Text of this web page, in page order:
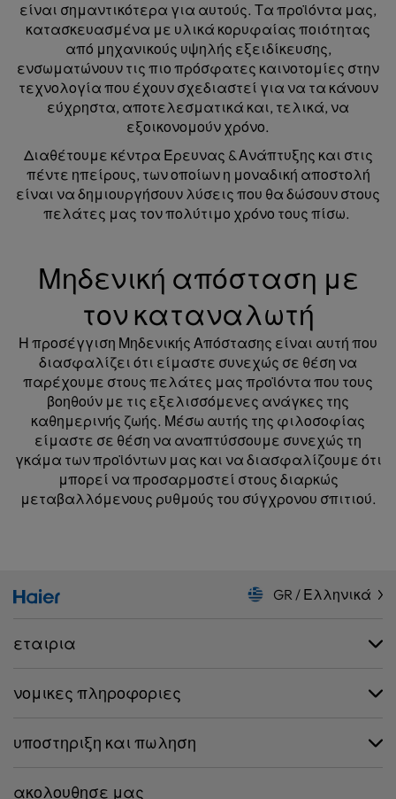
είναι σημαντικότερα για αυτούς. Τα προϊόντα μας,
κατασκευασμένα με υλικά κορυφαίας ποιότητας
από μηχανικούς υψηλής εξειδίκευσης,
ενσωματώνουν τις πιο πρόσφατες καινοτομίες στην
τεχνολογία που έχουν σχεδιαστεί για να τα κάνουν
εύχρηστα, αποτελεσματικά και, τελικά, να
εξοικονομούν χρόνο.
Διαθέτουμε κέντρα Έρευνας & Ανάπτυξης και στις
πέντε ηπείρους, των οποίων η μοναδική αποστολή
είναι να δημιουργήσουν λύσεις που θα δώσουν στους
πελάτες μας τον πολύτιμο χρόνο τους πίσω.
Μηδενική απόσταση με
τον καταναλωτή
Η προσέγγιση Μηδενικής Απόστασης είναι αυτή που
διασφαλίζει ότι είμαστε συνεχώς σε θέση να
παρέχουμε στους πελάτες μας προϊόντα που τους
βοηθούν με τις εξελισσόμενες ανάγκες της
καθημερινής ζωής. Μέσω αυτής της φιλοσοφίας
είμαστε σε θέση να αναπτύσσουμε συνεχώς τη
γκάμα των προϊόντων μας και να διασφαλίζουμε ότι
μπορεί να προσαρμοστεί στους διαρκώς
μεταβαλλόμενους ρυθμούς του σύγχρονου σπιτιού.
GR / Ελληνικά
εταιρια
νομικες πληροφοριες
υποστηριξη και πωληση
ακολουθησε μας